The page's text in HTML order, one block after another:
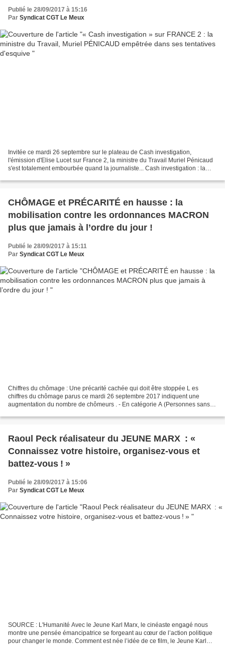
Publié le 28/09/2017 à 15:16
Par Syndicat CGT Le Meux
Invitée ce mardi 26 septembre sur le plateau de Cash investigation,
l'émission d'Elise Lucet sur France 2, la ministre du Travail Muriel Pénicaud
s'est totalement embourbée quand la journaliste... Cash investigation : la
CHÔMAGE et PRÉCARITÉ en hausse : la
mobilisation contre les ordonnances MACRON
plus que jamais à l’ordre du jour !
Publié le 28/09/2017 à 15:11
Par Syndicat CGT Le Meux
Chiffres du chômage : Une précarité cachée qui doit être stoppée L es
chiffres du chômage parus ce mardi 26 septembre 2017 indiquent une
augmentation du nombre de chômeurs . - En catégorie A (Personnes sans
Raoul Peck réalisateur du JEUNE MARX : «
Connaissez votre histoire, organisez-vous et
battez-vous ! »
Publié le 28/09/2017 à 15:06
Par Syndicat CGT Le Meux
SOURCE : L'Humanité Avec le Jeune Karl Marx, le cinéaste engagé nous
montre une pensée émancipatrice se forgeant au cœur de l’action politique
pour changer le monde. Comment est née l’idée de ce film, le Jeune Karl